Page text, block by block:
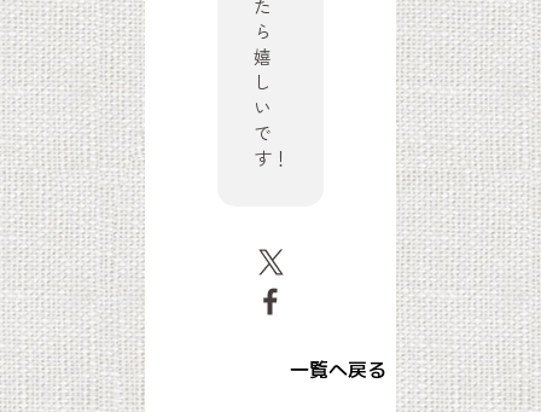
た
ら
嬉
し
い
で
す！
一覧へ戻る